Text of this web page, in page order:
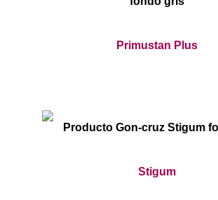
Primustan Plus
Stigum